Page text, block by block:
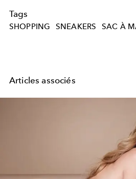
Tags
SHOPPING SNEAKERS SAC À
Articles associés